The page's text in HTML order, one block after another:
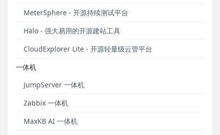
MeterSphere - 开源持续测试平台
Halo - 强大易用的开源建站工具
CloudExplorer Lite - 开源轻量级云管平台
一体机
JumpServer 一体机
Zabbix 一体机
MaxKB AI 一体机
▲图1 飞致云开源大屏（2024.7.31 12:00）